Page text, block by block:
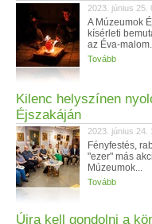
2023. június 25.
A Múzeumok
kísérleti
az Éva-
Tovább
Kilenc helyszínen
Éjszakáján
2023. június 24.
Fényfestés,
"ezer" más
Múzeumok...
Tovább
Újra kell gondolni a